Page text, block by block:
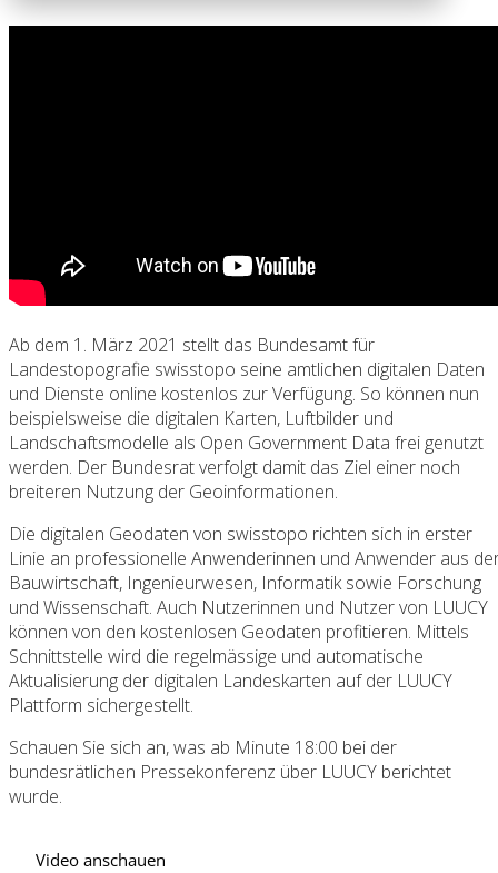
Ab dem 1. März 2021 stellt das Bundesamt für
Landestopografie swisstopo seine amtlichen digitalen Daten
und Dienste online kostenlos zur Verfügung. So können nun
beispielsweise die digitalen Karten, Luftbilder und
Landschaftsmodelle als Open Government Data frei genutzt
werden. Der Bundesrat verfolgt damit das Ziel einer noch
breiteren Nutzung der Geoinformationen.
Die digitalen Geodaten von swisstopo richten sich in erster
Linie an professionelle Anwenderinnen und Anwender aus
Bauwirtschaft, Ingenieurwesen, Informatik sowie Forschung
und Wissenschaft. Auch Nutzerinnen und Nutzer von LUUCY
können von den kostenlosen Geodaten profitieren. Mittels
Schnittstelle wird die regelmässige und automatische
Aktualisierung der digitalen Landeskarten auf der LUUCY
Plattform sichergestellt.
Schauen Sie sich an, was ab Minute 18:00 bei der
bundesrätlichen Pressekonferenz über LUUCY berichtet
wurde.
Video anschauen